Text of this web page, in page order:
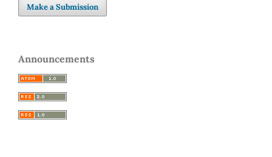
Make a Submission
Announcements